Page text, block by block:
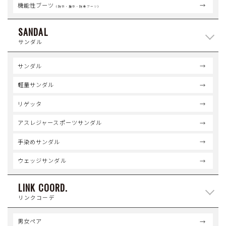
機能性ブーツ （防水・撥水・防滑ブーツ）
SANDAL
サンダル
サンダル
軽量サンダル
リゲッタ
アスレジャースポーツサンダル
手染めサンダル
ウェッジサンダル
LINK COORD.
リンクコーデ
男女ペア